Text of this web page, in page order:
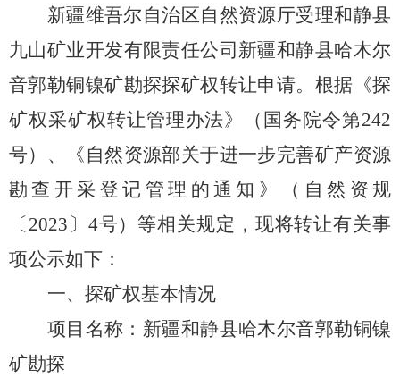
新疆维吾尔自治区自然资源厅受理和静县
九山矿业开发有限责任公司新疆和静县哈木尔
音郭勒铜镍矿勘探探矿权转让申请。根据《探
矿权采矿权转让管理办法》（国务院令第242
号）、《自然资源部关于进一步完善矿产资源
勘查开采登记管理的通知》（自然资规
〔 2023 〕 4号）等相关规定，现将转让有关事
项公示如下：
一、探矿权基本情况
项目名称：新疆和静县哈木尔音郭勒铜镍
矿勘探